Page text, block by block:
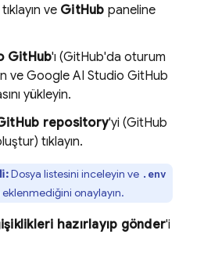
ve GitHub paneline
GitHub'ı (GitHub'da oturum
ve Google AI Studio GitHub
yükleyin.
repository'yi (GitHub
tıklayın.
Dosya listesini inceleyin ve .env
onaylayın.
hazırlayıp gönder'i